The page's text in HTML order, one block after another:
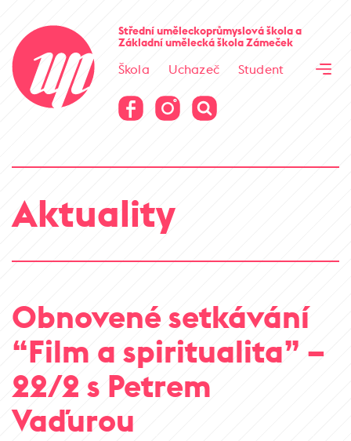
Střední uměleckoprůmyslová školaa
Základní umělecká školaZámeček
Škola Uchazeč
Student
Virtuální prohlídka
Virtuální prohlídka
Aktuality
Obnovené setkávání
“Film a spiritualita” –
22/2 s Petrem
Vaďurou